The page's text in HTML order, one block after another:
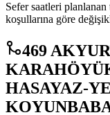
Sefer saatleri
koşullarına göre
469
HASAYAZ-